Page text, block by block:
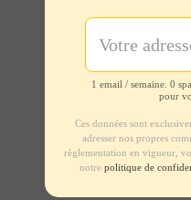
1 email / semaine. 0
pour
Ces données sont
adresser nos propres
règlementation en vigueur,
notre politique de